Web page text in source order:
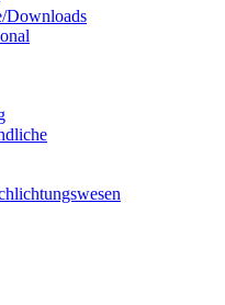
Downloads